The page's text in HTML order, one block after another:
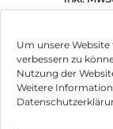
Um unsere
verbessern zu
Nutzung der
Weitere
Samsung
Tab
128 GB
inkl.